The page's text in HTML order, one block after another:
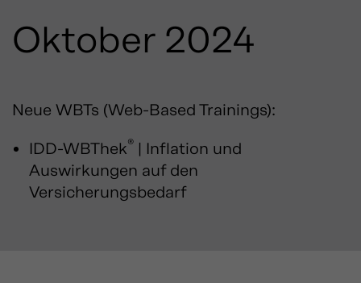
Oktober 2024
Neue WBTs (Web-Based Trainings):
IDD-WBThek® | Inflation und
Auswirkungen auf den
Versicherungsbedarf